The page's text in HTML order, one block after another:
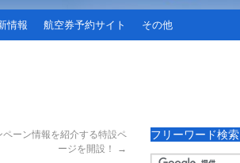
情報 航空券予約サイト その他
ーン情報を紹介する特設ペ
ージを開設！
→
フリーワード検索